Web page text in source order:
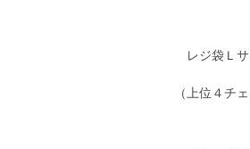
レジ袋Ｌサ
（上位４チ